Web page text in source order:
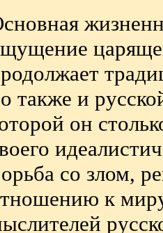
также и
он
со злом,
к